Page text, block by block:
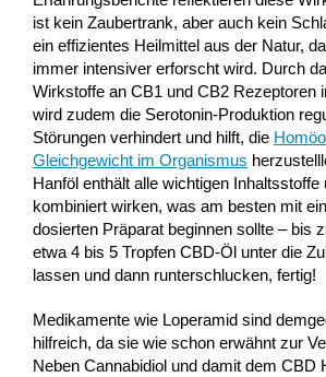
ist kein Zaubertrank, aber auch kein
ein effizientes Heilmittel aus der Natur,
immer intensiver erforscht wird. Durch
Wirkstoffe an CB1 und CB2 Rezeptoren
wird zudem die Serotonin-Produktion
Störungen verhindert und hilft, die
Gleichgewicht im Organismus
Hanföl enthält alle wichtigen Inhaltsstoffe
kombiniert wirken, was am besten mit
dosierten Präparat beginnen sollte – bis
etwa 4 bis 5 Tropfen CBD-Öl unter die
lassen und dann runterschlucken, fertig!
Medikamente wie Loperamid sind
hilfreich, da sie wie schon erwähnt zur
Neben Cannabidiol und damit dem CBD